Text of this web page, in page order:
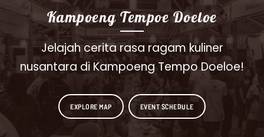
Kampoeng Tempoe Doeloe
Jelajah cerita rasa ragam kuliner
nusantara di Kampoeng Tempo Doeloe!
EXPLORE MAP EVENT SCHEDULE